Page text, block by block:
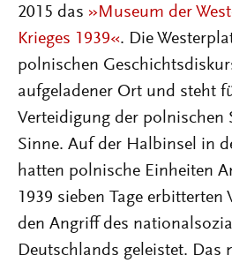
2015 das »Museum der
Krieges 1939«. Die
polnischen
aufgeladener Ort und steht
Verteidigung der polnischen
Sinne. Auf der Halbinsel in
hatten polnische Einheiten
1939 sieben Tage erbitterten
den Angriff des
Deutschlands geleistet. Das